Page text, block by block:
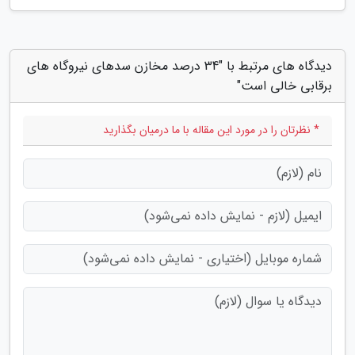
دیدگاه های مرتبط با "34 درصد مخازن سدهای نیروگاه های
برقابی خالی است"
* نظرتان را در مورد این مقاله با ما درمیان بگذارید